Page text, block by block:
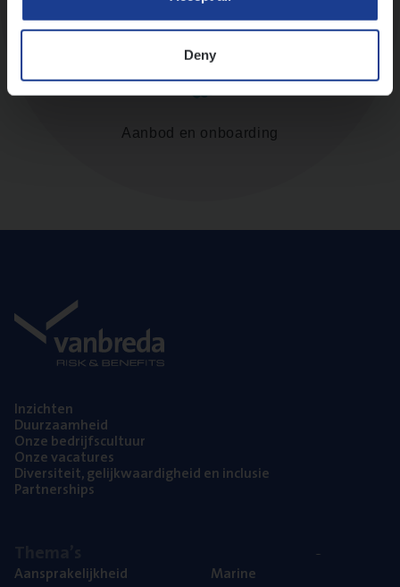
Deny
Diepte-interview met leidinggevende
Aanbod en onboarding
Inzich­ten
Duur­zaam­heid
Onze bedrijfs­cul­tuur
Onze vaca­tu­res
Diver­si­teit, gelijk­waar­dig­heid en inclusie
Part­ner­ships
Aan­spra­ke­lijk­heid
Mari­ne